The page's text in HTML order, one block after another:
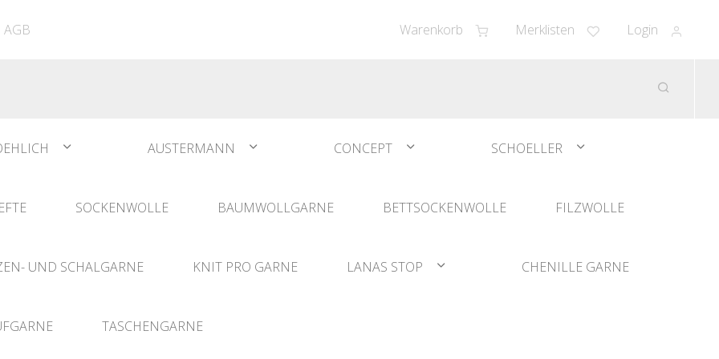
Warenkorb Merklisten Login
AGB
AUSTERMANN CONCEPT SCHOELLER
SOCKENWOLLE BAUMWOLLGARNE BETTSOCKENWOLLE FILZWOLLE
UND SCHALGARNE KNIT PRO GARNE LANAS STOP CHENILLE GARNE
TASCHENGARNE